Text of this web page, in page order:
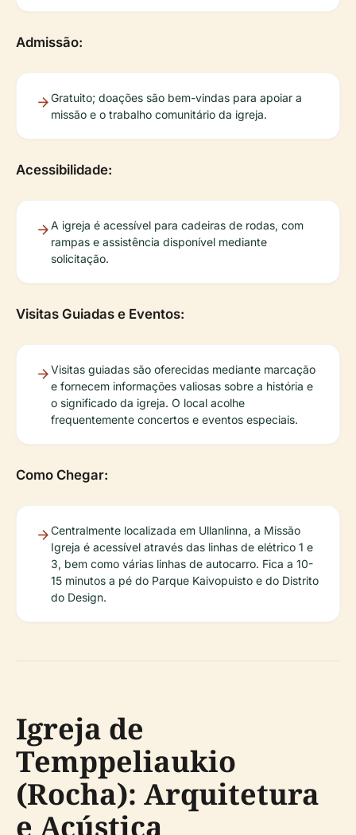
Admissão:
Gratuito; doações são bem-vindas para apoiar a
missão e o trabalho comunitário da igreja.
Acessibilidade:
A igreja é acessível para cadeiras de rodas, com
rampas e assistência disponível mediante
solicitação.
Visitas Guiadas e Eventos:
Visitas guiadas são oferecidas mediante marcação
e fornecem informações valiosas sobre a história e
o significado da igreja. O local acolhe
frequentemente concertos e eventos especiais.
Como Chegar:
Centralmente localizada em Ullanlinna, a Missão
Igreja é acessível através das linhas de elétrico 1 e
3, bem como várias linhas de autocarro. Fica a 10-
15 minutos a pé do Parque Kaivopuisto e do Distrito
do Design.
Igreja de
Temppeliaukio
(Rocha): Arquitetura
e Acústica